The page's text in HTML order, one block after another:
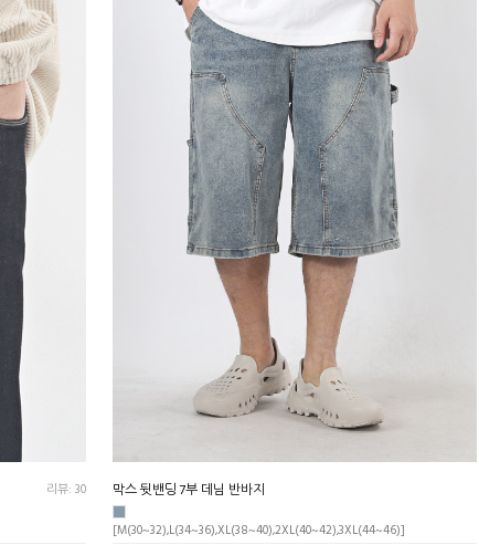
리뷰: 30 막스 뒷밴딩 7부 데님 반바지
[M(30~32),L(34~36),XL(38~40),2XL(40~42),3XL(44~46)]